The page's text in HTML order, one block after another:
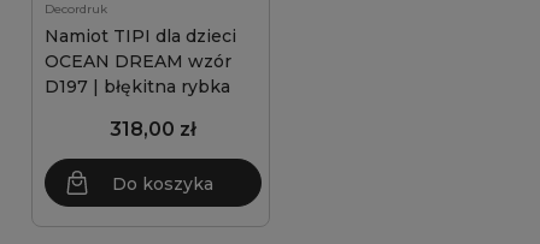
Decordruk
Namiot TIPI dla dzieci
OCEAN DREAM wzór
D197 | błękitna rybka
318,00 zł
Do koszyka